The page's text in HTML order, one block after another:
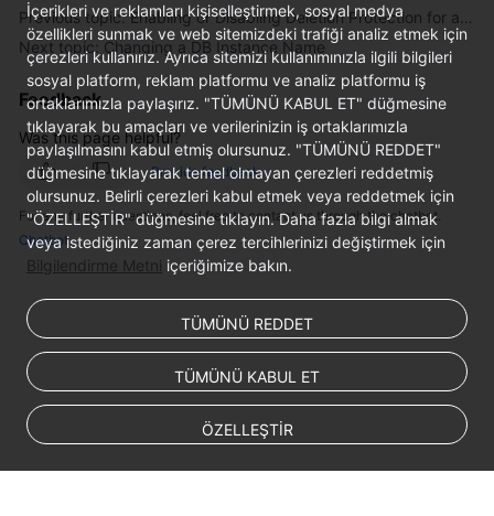
FAQs
Troubleshooting
General
Reference
Glossary
Shared
Responsibilities
Service
Agreement
White
Papers
Next topic: Changing a DB Instance Name
Feedback
Was this page helpful?
Provide feedback
For any further questions, feel free to contact us through the chatbot.
Chatbot
İçerikleri ve reklamları kişiselleştirmek, sosyal medya
özellikleri sunmak ve web sitemizdeki trafiği analiz etmek için
çerezleri kullanırız. Ayrıca sitemizi kullanımınızla ilgili bilgileri
sosyal platform, reklam platformu ve analiz platformu iş
ortaklarımızla paylaşırız. "TÜMÜNÜ KABUL ET" düğmesine
tıklayarak bu amaçları ve verilerinizin iş ortaklarımızla
paylaşılmasını kabul etmiş olursunuz. "TÜMÜNÜ REDDET"
düğmesine tıklayarak temel olmayan çerezleri reddetmiş
olursunuz. Belirli çerezleri kabul etmek veya reddetmek için
"ÖZELLEŞTİR" düğmesine tıklayın. Daha fazla bilgi almak
veya istediğiniz zaman çerez tercihlerinizi değiştirmek için
Bilgilendirme Metni içeriğimize bakın.
TÜMÜNÜ REDDET
TÜMÜNÜ KABUL ET
ÖZELLEŞTİR